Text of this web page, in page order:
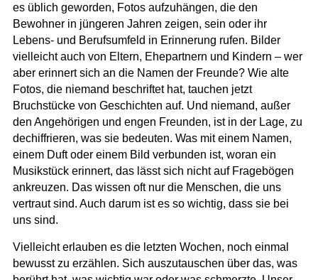
es üblich geworden, Fotos aufzuhängen, die den
Bewohner in jüngeren Jahren zeigen, sein oder ihr
Lebens- und Berufsumfeld in Erinnerung rufen. Bilder
vielleicht auch von Eltern, Ehepartnern und Kindern – wer
aber erinnert sich an die Namen der Freunde? Wie alte
Fotos, die niemand beschriftet hat, tauchen jetzt
Bruchstücke von Geschichten auf. Und niemand, außer
den Angehörigen und engen Freunden, ist in der Lage, zu
dechiffrieren, was sie bedeuten. Was mit einem Namen,
einem Duft oder einem Bild verbunden ist, woran ein
Musikstück erinnert, das lässt sich nicht auf Fragebögen
ankreuzen. Das wissen oft nur die Menschen, die uns
vertraut sind. Auch darum ist es so wichtig, dass sie bei
uns sind.
Vielleicht erlauben es die letzten Wochen, noch einmal
bewusst zu erzählen. Sich auszutauschen über das, was